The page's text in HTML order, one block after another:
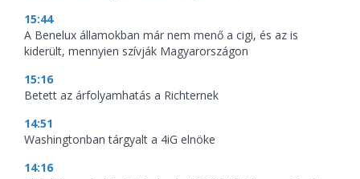
15:44
A Benelux államokban már nem menő a cigi, és az is
kiderült, mennyien szívják Magyarországon
15:16
Betett az árfolyamhatás a Richternek
14:51
Washingtonban tárgyalt a 4iG elnöke
14:16